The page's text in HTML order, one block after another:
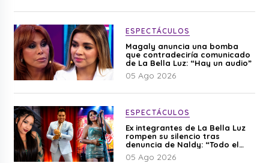
ESPECTÁCULOS
Magaly anuncia una bomba
que contradeciría comunicado
de La Bella Luz: “Hay un audio”
05 Ago 2026
ESPECTÁCULOS
Ex integrantes de La Bella Luz
rompen su silencio tras
denuncia de Naldy: “Todo el
mundo lo sabía”
05 Ago 2026